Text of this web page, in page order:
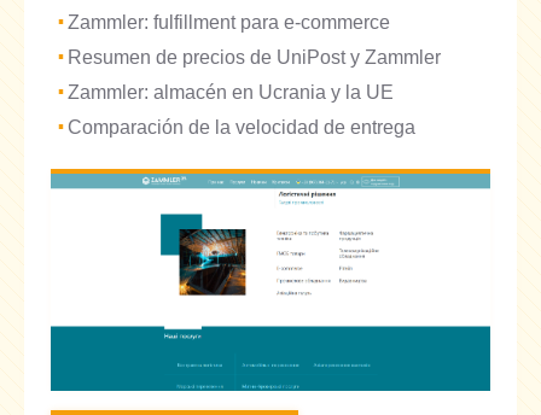
Zammler: fulfillment para e-commerce
Resumen de precios de UniPost y Zammler
Zammler: almacén en Ucrania y la UE
Comparación de la velocidad de entrega